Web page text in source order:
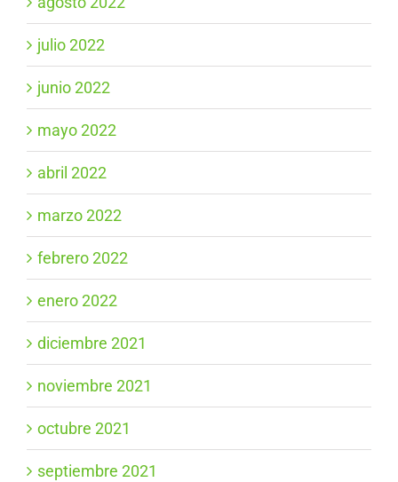
julio 2022
junio 2022
mayo 2022
abril 2022
marzo 2022
febrero 2022
enero 2022
diciembre 2021
noviembre 2021
octubre 2021
septiembre 2021